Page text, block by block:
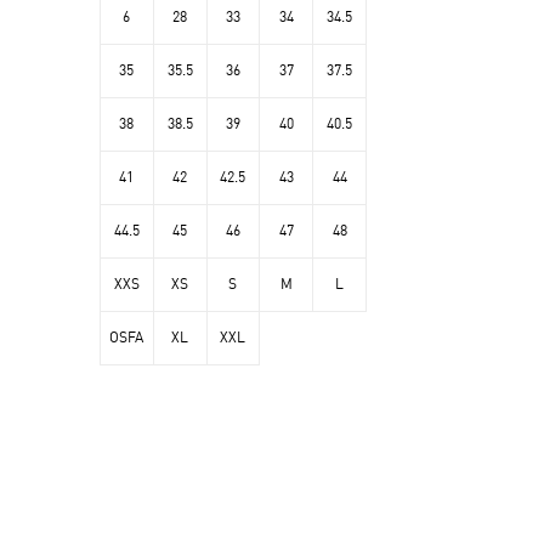
6 28 33 34 34.5
35 35.5 36 37 37.5
38 38.5 39 40 40.5
41 42 42.5 43 44
44.5 45 46 47 48
XXS XS S M L
OSFA XL XXL